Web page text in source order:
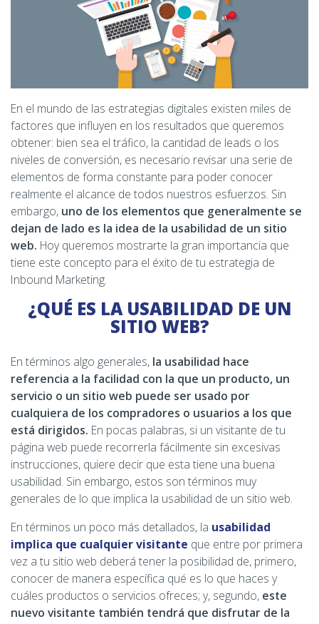
En el mundo de las estrategias digitales existen miles de
factores que influyen en los resultados que queremos
obtener: bien sea el tráfico, la cantidad de leads o los
niveles de conversión, es necesario revisar una serie de
elementos de forma constante para poder conocer
realmente el alcance de todos nuestros esfuerzos. Sin
embargo, uno de los elementos que generalmente se
dejan de lado es la idea de la usabilidad de un sitio
web. Hoy queremos mostrarte la gran importancia que
tiene este concepto para el éxito de tu estrategia de
Inbound Marketing.
¿QUÉ ES LA USABILIDAD DE UN
SITIO WEB?
En términos algo generales, la usabilidad hace
referencia a la facilidad con la que un producto, un
servicio o un sitio web puede ser usado por
cualquiera de los compradores o usuarios a los que
está dirigidos. En pocas palabras, si un visitante de tu
página web puede recorrerla fácilmente sin excesivas
instrucciones, quiere decir que esta tiene una buena
usabilidad. Sin embargo, estos son términos muy
generales de lo que implica la usabilidad de un sitio web.
En términos un poco más detallados, la usabilidad
implica que cualquier visitante que entre por primera
vez a tu sitio web deberá tener la posibilidad de, primero,
conocer de manera específica qué es lo que haces y
cuáles productos o servicios ofreces; y, segundo, este
nuevo visitante también tendrá que disfrutar de la